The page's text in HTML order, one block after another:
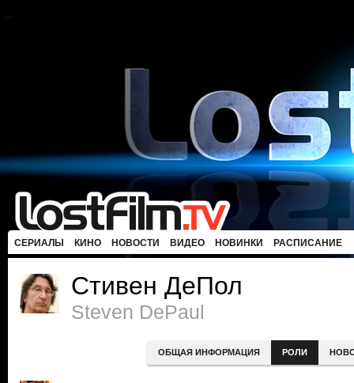
СЕРИАЛЫ КИНО НОВОСТИ ВИДЕО НОВИНКИ РАСПИСАНИЕ
Стивен ДеПол
Steven DePaul
ОБЩАЯ ИНФОРМАЦИЯ РОЛИ